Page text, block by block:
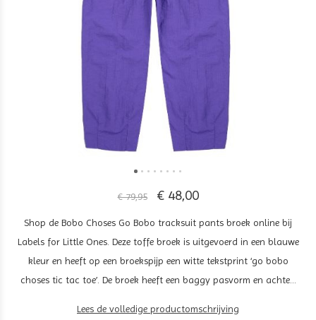
€ 79,95 € 48,00
Shop de Bobo Choses Go Bobo tracksuit pants broek online bij
Labels for Little Ones. Deze toffe broek is uitgevoerd in een blauwe
kleur en heeft op een broekspijp een witte tekstprint ‘go bobo
choses tic tac toe’. De broek heeft een baggy pasvorm en achte...
Lees de volledige productomschrijving